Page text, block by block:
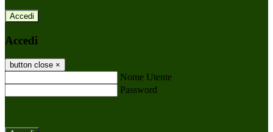
Accedi
Accedi
button close ×
Nome Utente
Password